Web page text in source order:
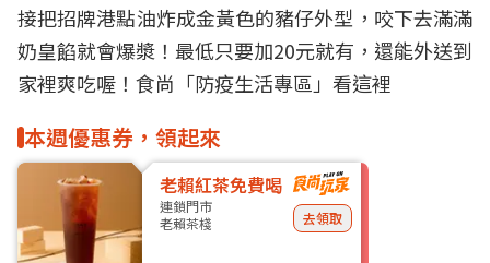
接把招牌港點油炸成金黃色的豬仔外型，咬下去滿滿
奶皇餡就會爆漿！最低只要加20元就有，還能外送到
家裡爽吃喔！ 食尚「防疫生活專區」看這裡
本週優惠券，領起來
老賴紅茶免費喝
連鎖門市
老賴茶棧
去領取